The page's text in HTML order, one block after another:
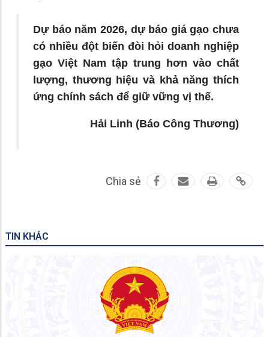
Dự báo năm 2026, dự báo giá gạo chưa
có nhiều đột biến đòi hỏi doanh nghiệp
gạo Việt Nam tập trung hơn vào chất
lượng, thương hiệu và khả năng thích
ứng chính sách để giữ vững vị thế.
Hải Linh (Báo Công Thương)
Chia sẻ
TIN KHÁC